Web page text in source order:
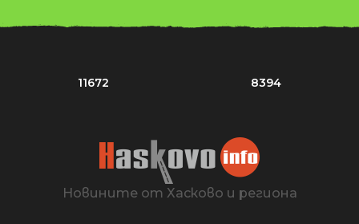
11672 8394
Новините от Хасково и региона